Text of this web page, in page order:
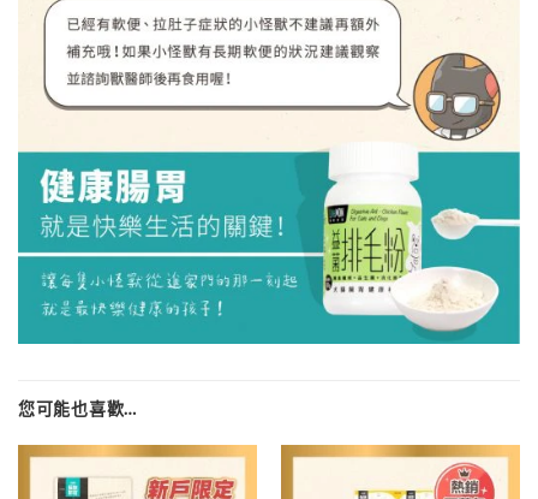
您可能也喜歡…